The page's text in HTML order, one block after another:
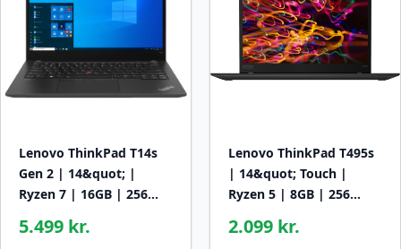
Lenovo ThinkPad T14s
Gen 2 | 14&quot; |
Ryzen 7 | 16GB | 256…
5.499 kr.
Lenovo ThinkPad T495s
| 14&quot; Touch |
Ryzen 5 | 8GB | 256…
2.099 kr.